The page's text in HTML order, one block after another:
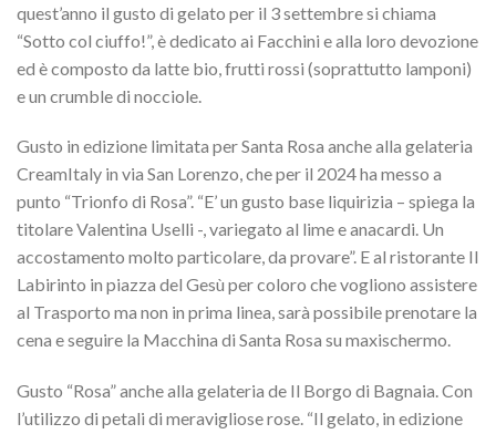
quest’anno il gusto di gelato per il 3 settembre si chiama
“Sotto col ciuffo!”, è dedicato ai Facchini e alla loro devozione
ed è composto da latte bio, frutti rossi (soprattutto lamponi)
e un crumble di nocciole.
Gusto in edizione limitata per Santa Rosa anche alla gelateria
CreamItaly in via San Lorenzo, che per il 2024 ha messo a
punto “Trionfo di Rosa”. “E’ un gusto base liquirizia – spiega la
titolare Valentina Uselli -, variegato al lime e anacardi. Un
accostamento molto particolare, da provare”. E al ristorante Il
Labirinto in piazza del Gesù per coloro che vogliono assistere
al Trasporto ma non in prima linea, sarà possibile prenotare la
cena e seguire la Macchina di Santa Rosa su maxischermo.
Gusto “Rosa” anche alla gelateria de Il Borgo di Bagnaia. Con
l’utilizzo di petali di meravigliose rose. “Il gelato, in edizione